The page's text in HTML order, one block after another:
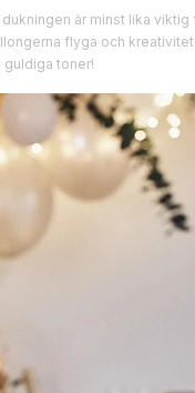
är minst lika
flyga och
toner!